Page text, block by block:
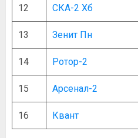
12 СКА-2 Хб
13 Зенит Пн
14 Ротор-2
15 Арсенал-2
16 Квант